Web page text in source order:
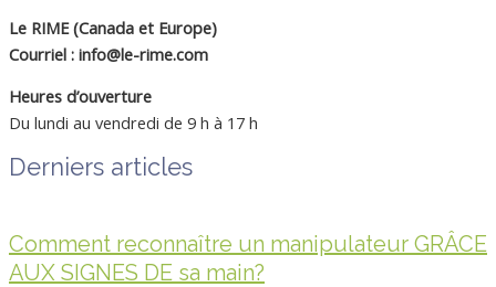
Le RIME (Canada et Europe)
Courriel : info@le-rime.com
Heures d’ouverture
Du lundi au vendredi de 9 h à 17 h
Derniers articles
Comment reconnaître un manipulateur GRÂCE
AUX SIGNES DE sa main?